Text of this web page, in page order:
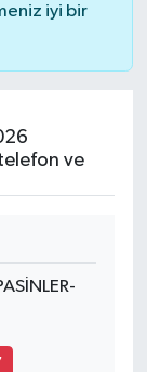
iyi bir
ve